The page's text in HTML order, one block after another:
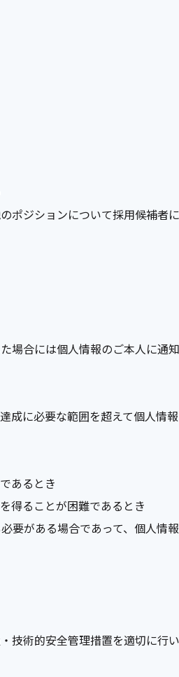
ポジションについて採用候補者
場合には個人情報のご本人に通
成に必要な範囲を超えて個人情
あるとき
得ることが困難であるとき
要がある場合であって、個人情
術的安全管理措置を適切に行い